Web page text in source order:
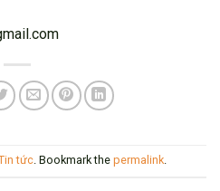
tức. Bookmark the permalink.